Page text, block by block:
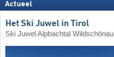
Actueel
Het Ski Juwel in Tirol
Ski Juwel Alpbachtal Wildschönau